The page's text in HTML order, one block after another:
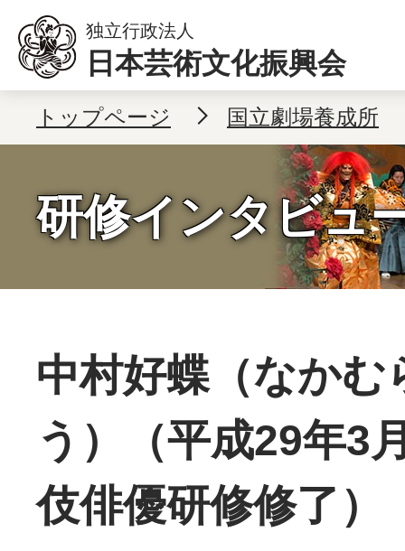
本文へ移動
独立行政法人
日本芸術文化振興会
トップページ 国立劇場養成所
研修インタビュ
中村好蝶（なかむ
う）（平成29年3
伎俳優研修修了）